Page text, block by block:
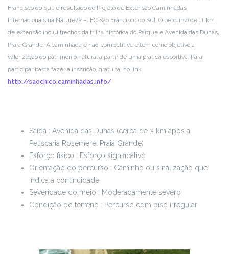
Francisco do Sul, é resultado do Projeto de Extensão Caminhadas
Internacionais na Natureza – IFC São Francisco do Sul. O percurso de 11 km
de extensão inclui trechos da trilha histórica do Parque e Avenida das Dunas,
Praia Grande. A caminhada é não-competitiva e tem como objetivo a
valorização do patrimônio natural a partir de uma prática esportiva. Para
participar basta fazer a inscrição, gratuita, no link
http://saochico.caminhadas.info/
Saída : Avenida das Dunas (cerca de 3 km após a
Petiscaria Rosemere, Praia Grande)
Esforço físico : Esforço significativo
Orientação do percurso : Caminho ou sinalização que
indica a continuidade
Severidade do meio : Moderadamente severo
Condição do terreno : Percurso com piso irregular